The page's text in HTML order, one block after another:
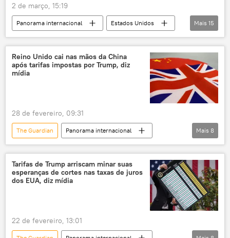
2 de março, 15:19
Panorama internacional
Estados Unidos
Irã
Donald Trump
Américas
EUA
Oriente Médio
Oriente Médio e África
guerra
bombardeio
Conselho Supremo de Segurança Nacional do Irã
Ali Larijani
Washington Teerã
Mais 15
Reino Unido cai nas mãos da China
após tarifas impostas por Trump, diz
mídia
28 de fevereiro, 09:31
The Guardian
Panorama internacional
Ásia e Oceania
Economia
Donald Trump
China
Pequim
Reino Unido
The Telegraph
Mais 8
Tarifas de Trump arriscam minar suas
esperanças de cortes nas taxas de juros
dos EUA, diz mídia
22 de fevereiro, 13:01